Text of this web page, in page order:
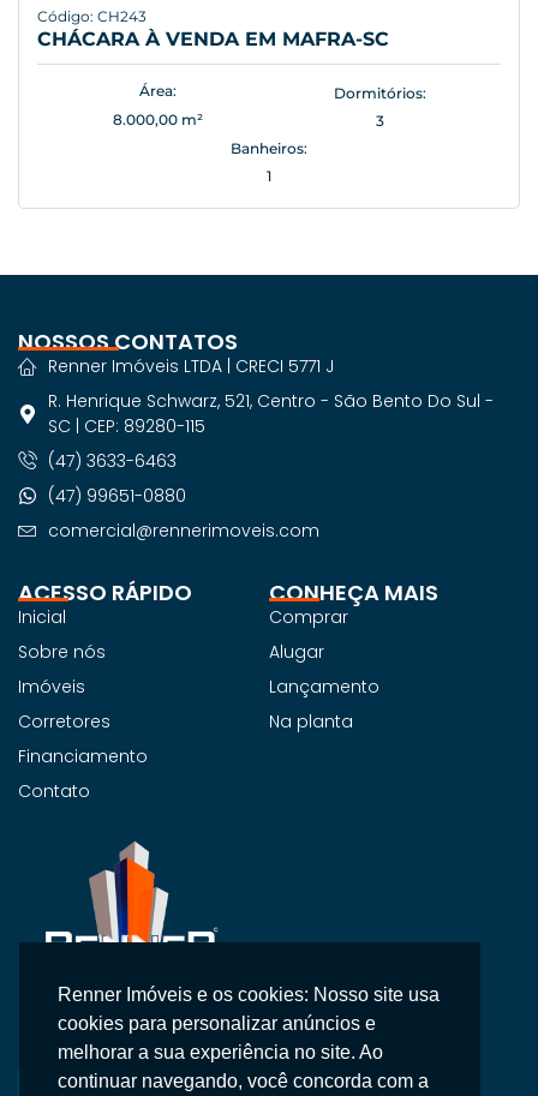
Código: CH243
CHÁCARA À VENDA EM MAFRA-SC
Área:
8.000,00 m²
Dormitórios:
3
Banheiros:
1
Na Renner Imobiliária, não vendemos apenas imóveis,
entregamos segurança, confiança e um atendimento
personalizado.
ACESSO RÁPIDO
Inicial
Sobre nós
Imóveis
Corretores
Financiamento
Contato
CONHEÇA MAIS
Comprar
Alugar
Lançamento
Na planta
NOSSOS CONTATOS
Renner Imóveis LTDA | CRECI 5771 J
R. Henrique Schwarz, 521, Centro - São Bento Do Sul -
SC | CEP: 89280-115
(47) 3633-6463
(47) 99651-0880
comercial@rennerimoveis.com
Renner Imóveis e os cookies: Nosso site usa
cookies para personalizar anúncios e
melhorar a sua experiência no site. Ao
continuar navegando, você concorda com a